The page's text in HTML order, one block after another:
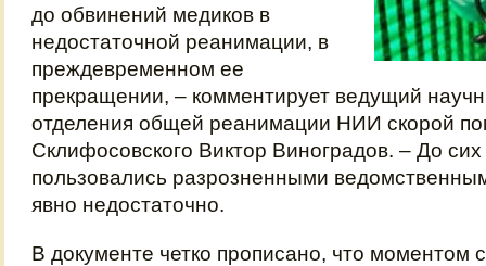
до обвинений медиков в
недостаточной реанимации, в
преждевременном ее
прекращении, – комментирует ведущий
отделения общей реанимации НИИ скорой
Склифосовского Виктор Виноградов. – До
пользовались разрозненными
явно недостаточно.
В документе четко прописано, что моментом